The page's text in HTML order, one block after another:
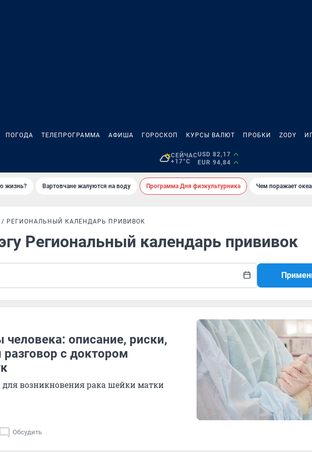
ПОГОДА ТЕЛЕПРОГРАММА АФИША ГОРОСКОП КУРСЫ ВАЛЮТ ПРОБКИ ZODY
СЕЙЧАС
+17°C
USD 82,17
EUR 94,84
жизнь? Вартовчане жалуются на воду Программа Дня физкультурника Чем поражает
РЕГИОНАЛЬНЫЙ КАЛЕНДАРЬ ПРИВИВОК
Региональный календарь прививок
описание, риски,
с доктором
возникновения рака шейки матки
Обсудить